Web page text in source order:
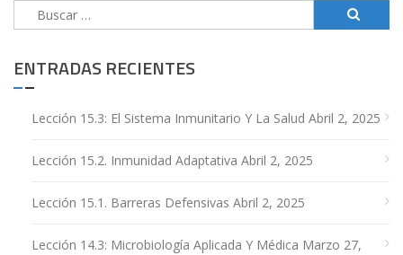
Buscar:
ENTRADAS RECIENTES
Lección 15.3: El Sistema Inmunitario Y La Salud Abril 2, 2025
Lección 15.2. Inmunidad Adaptativa Abril 2, 2025
Lección 15.1. Barreras Defensivas Abril 2, 2025
Lección 14.3: Microbiología Aplicada Y Médica Marzo 27,